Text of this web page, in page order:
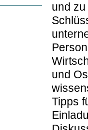
und
und
Tipps